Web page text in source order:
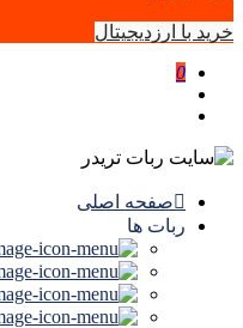
خرید با ارزدیجیتال
0
صفحه اصلی
ربات ها